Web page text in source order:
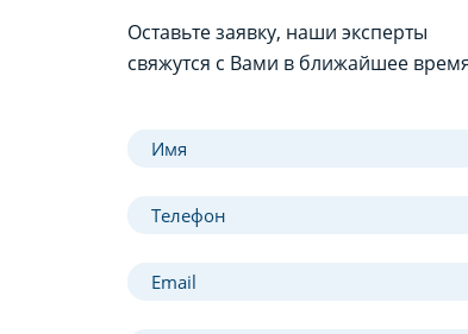
Оставьте заявку, наши эксперты
свяжутся с Вами в ближайшее